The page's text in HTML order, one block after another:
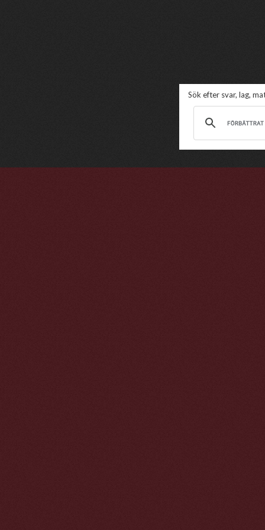
Sök efter svar, lag,